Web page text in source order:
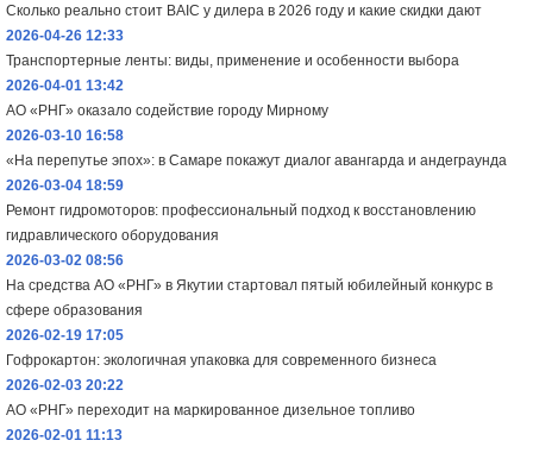
Сколько реально стоит BAIC у дилера в 2026 году и какие скидки дают
2026-04-26 12:33
Транспортерные ленты: виды, применение и особенности выбора
2026-04-01 13:42
АО «РНГ» оказало содействие городу Мирному
2026-03-10 16:58
«На перепутье эпох»: в Самаре покажут диалог авангарда и андеграунда
2026-03-04 18:59
Ремонт гидромоторов: профессиональный подход к восстановлению
гидравлического оборудования
2026-03-02 08:56
На средства АО «РНГ» в Якутии стартовал пятый юбилейный конкурс в
сфере образования
2026-02-19 17:05
Гофрокартон: экологичная упаковка для современного бизнеса
2026-02-03 20:22
АО «РНГ» переходит на маркированное дизельное топливо
2026-02-01 11:13